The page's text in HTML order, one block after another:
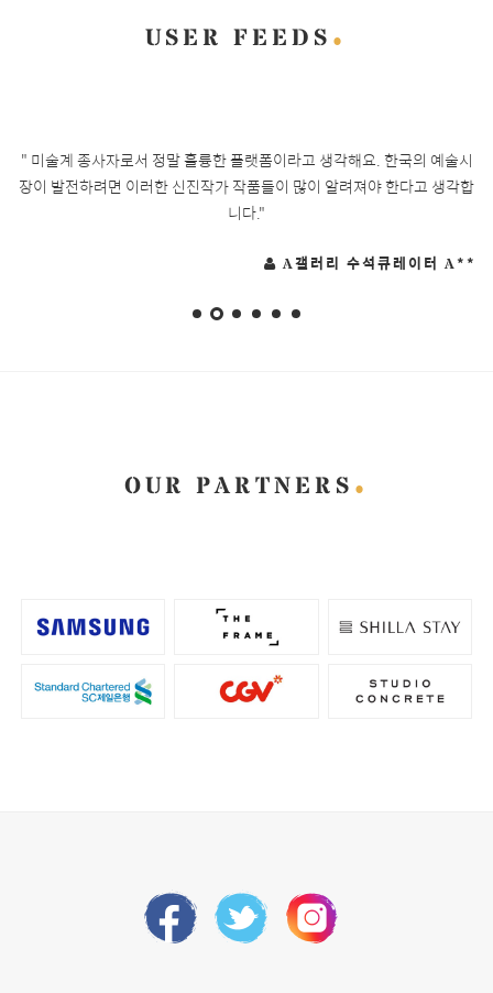
USER FEEDS
" 미술계 종사자로서 정말 훌륭한 플랫폼이라고 생각해요. 한국의 예술시
장이 발전하려면 이러한 신진작가 작품들이 많이 알려져야 한다고 생각합
니다."
A갤러리 수석큐레이터 A**
OUR PARTNERS